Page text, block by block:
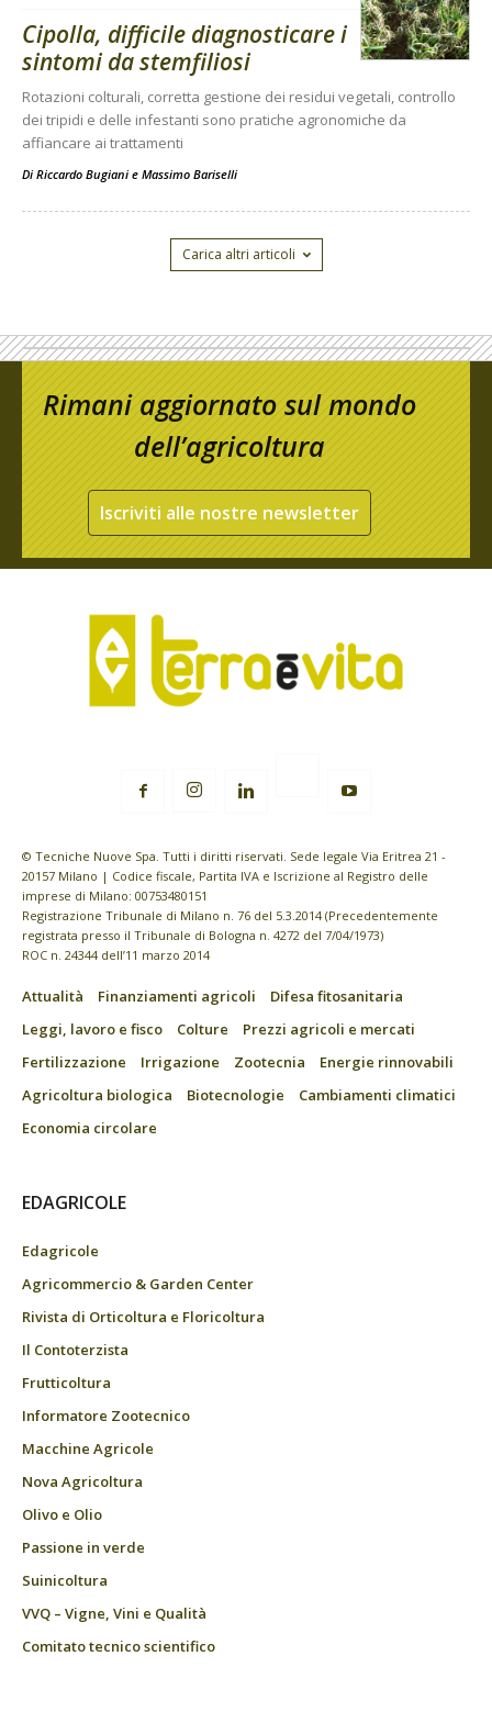
Cipolla, difficile diagnosticare i
sintomi da stemfiliosi
Rotazioni colturali, corretta gestione dei residui vegetali, controllo
dei tripidi e delle infestanti sono pratiche agronomiche da
affiancare ai trattamenti
Di Riccardo Bugiani e Massimo Bariselli
Carica altri articoli
Rimani aggiornato sul mondo
dell’agricoltura
Iscriviti alle nostre newsletter
© Tecniche Nuove Spa. Tutti i diritti riservati. Sede legale Via Eritrea 21 -
20157 Milano | Codice fiscale, Partita IVA e Iscrizione al Registro delle
imprese di Milano: 00753480151
Registrazione Tribunale di Milano n. 76 del 5.3.2014 (Precedentemente
registrata presso il Tribunale di Bologna n. 4272 del 7/04/1973)
ROC n. 24344 dell’11 marzo 2014
Attualità Finanziamenti agricoli
Difesa fitosanitaria
Leggi, lavoro e fisco
Colture
Prezzi agricoli e mercati
Fertilizzazione
Irrigazione Zootecnia
Energie rinnovabili
Agricoltura biologica
Biotecnologie
Cambiamenti climatici
Economia circolare
EDAGRICOLE
Edagricole
Agricommercio & Garden Center
Rivista di Orticoltura e Floricoltura
Il Contoterzista
Frutticoltura
Informatore Zootecnico
Macchine Agricole
Nova Agricoltura
Olivo e Olio
Passione in verde
Suinicoltura
VVQ – Vigne, Vini e Qualità
Comitato tecnico scientifico